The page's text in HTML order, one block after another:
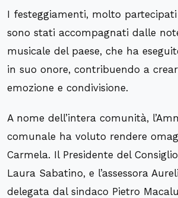
I festeggiamenti, molto
sono stati accompagnati dalle
musicale del paese, che ha
in suo onore, contribuendo a
emozione e condivisione.
A nome dell’intera comunità,
comunale ha voluto rendere
Carmela. Il Presidente del
Laura Sabatino, e l’assessora
delegata dal sindaco Pietro